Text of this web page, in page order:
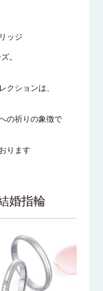
ッジ
。
クションは、
の祈りの象徴で
ります
婚指輪